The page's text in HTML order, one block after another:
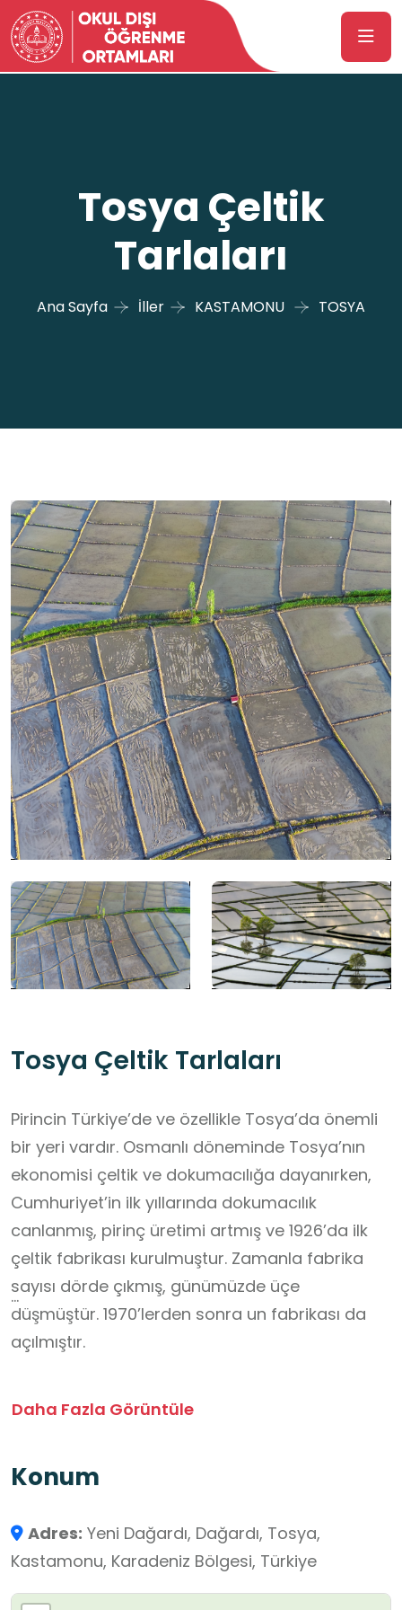
Tosya Çeltik
Tarlaları
Ana Sayfa İller KASTAMONU TOSYA
Tosya Çeltik Tarlaları
Pirincin Türkiye’de ve özellikle Tosya’da önemli
bir yeri vardır. Osmanlı döneminde Tosya’nın
ekonomisi çeltik ve dokumacılığa dayanırken,
Cumhuriyet’in ilk yıllarında dokumacılık
canlanmış, pirinç üretimi artmış ve 1926’da ilk
çeltik fabrikası kurulmuştur. Zamanla fabrika
sayısı dörde çıkmış, günümüzde üçe
düşmüştür. 1970’lerden sonra un fabrikası da
açılmıştır.
Tosya’da tarım arazilerinin %30’unu oluşturan
yapılır. I. ve II. sınıf arazilerde en çok çeltik
Çeltik, buğdaygillerden tek yıllık bir bitkidir; 100
cm’ye kadar boylanır, salkımında 100–150
Daha Fazla Görüntüle
Konum
Adres: Yeni Dağardı, Dağardı, Tosya,
Kastamonu, Karadeniz Bölgesi, Türkiye